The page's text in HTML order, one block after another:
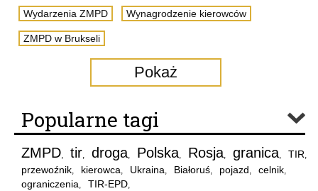
Wydarzenia ZMPD Wynagrodzenie kierowców
ZMPD w Brukseli
Pokaż
Popularne tagi
ZMPD, tir, droga, Polska, Rosja, granica, TIR,
przewoźnik, kierowca, Ukraina, Białoruś, pojazd, celnik,
ograniczenia, TIR-EPD,